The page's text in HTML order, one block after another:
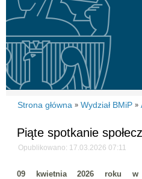
Strona główna » Wydział BMiP »
Piąte spotkanie
Opublikowano: 17.03.2026 07:11
09 kwietnia 2026 roku w